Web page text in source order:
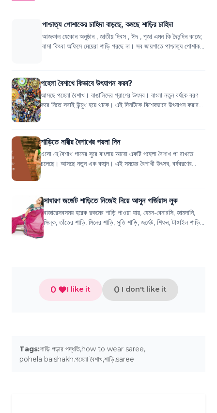
পাশ্চাত্য পোশাকের চাহিদা বাড়ছে, কমছে শাড়ির চাহিদা
আজকাল যেকোন অনুষ্ঠান , জাতীয় দিবস , ঈদ , পূজা এমন কি দৈনন্দিন কাজে;
বাসা কিংবা অফিসে মেয়েরা শাড়ি পরছে না। সব জায়গাতে পাশ্চাত্য পোশাক
পহেলা বৈশাখে কিভাবে উৎযাপন করব?
আসছে পহেলা বৈশাখ। বাঙালিদের প্রাণের উৎসব। বাংলা নতুন বর্ষকে বরণ
করে নিতে সবাই উন্মুখ হয়ে থাকে। এই দিনটিকে বিশেষভাবে উৎযাপন করার
শাড়িতে নারীর বৈশাখের পয়লা দিন
এসো হে বৈশাখ গানের সুরে বাংলায় আরো একটি পহেলা বৈশাখ পা রাখতে
চলেছে। আসছে নতুন এক বঙ্গাব্দ। এই সময়ের বৈশাখী উৎসব, বর্ষবরণের
সাধারণ জর্জেট শাড়িতে নিজেই নিয়ে আসুন গর্জিয়াস লুক
বাজারেসবসময় হরেক রকমের শাড়ি পাওয়া যায়, যেমন-বেনারসি, জামদানি,
সিল্ক, তাঁতের শাড়ি, মিলের শাড়ি, সুতি শাড়ি, জর্জেট, শিফন, টাঙ্গাইল শাড়ি,
পাবনার শাড়...
0 I like it 0 I don't like it
Tags:শাড়ি পড়ার পদ্ধতি,how to wear saree,
pohela baishakh.পহেলা বৈশাখ,শাড়ি,saree